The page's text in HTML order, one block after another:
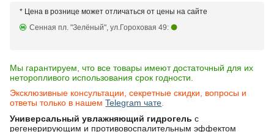
* Цена в рознице может отличаться от цены на сайте
Сенная пл. "Зелёный", ул.Гороховая 49:
Мы гарантируем, что все товары имеют достаточный для их
неторопливого использования срок годности.
Эксклюзивные консультации, секретные скидки, вопросы и
ответы только в нашемTelegram чате.
Универсальный увлажняющий гидрогельс
регенерирующим и противовоспалительным эффектом